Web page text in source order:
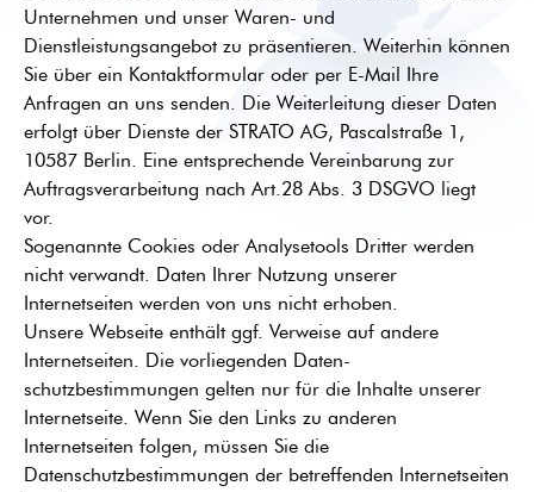
Unternehmen und unser Waren- und
Dienstleistungsangebot zu präsentieren. Weiterhin können
Sie über ein Kontaktformular oder per E-Mail Ihre
Anfragen an uns senden. Die Weiterleitung dieser Daten
erfolgt über Dienste der STRATO AG, Pascalstraße 1,
10587 Berlin. Eine entsprechende Vereinbarung zur
Auftragsverarbeitung nach Art.28 Abs. 3 DSGVO liegt
vor.
Sogenannte Cookies oder Analysetools Dritter werden
nicht verwandt. Daten Ihrer Nutzung unserer
Internetseiten werden von uns nicht erhoben.
Unsere Webseite enthält ggf. Verweise auf andere
Internetseiten. Die vorliegenden Daten-
schutzbestimmungen gelten nur für die Inhalte unserer
Internetseite. Wenn Sie den Links zu anderen
Internetseiten folgen, müssen Sie die
Datenschutzbestimmungen der betreffenden Internetseiten